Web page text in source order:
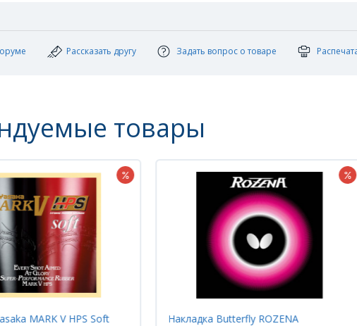
Рассказать другу Задать вопрос о товаре
товары
MARK V HPS Soft Накладка Butterfly ROZENA